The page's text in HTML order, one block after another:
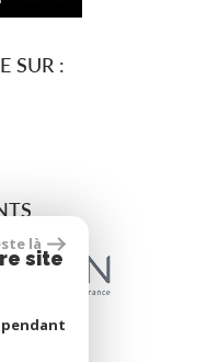
SUR :
là
site
pendant